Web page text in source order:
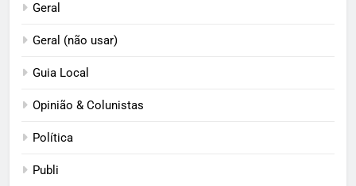
Geral
Geral (não usar)
Guia Local
Opinião & Colunistas
Política
Publi